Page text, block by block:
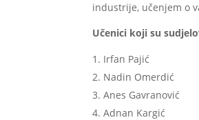
industrije, učenjem o
Učenici koji su
Irfan Pajić
Nadin Omerdić
Anes Gavranović
Adnan Kargić